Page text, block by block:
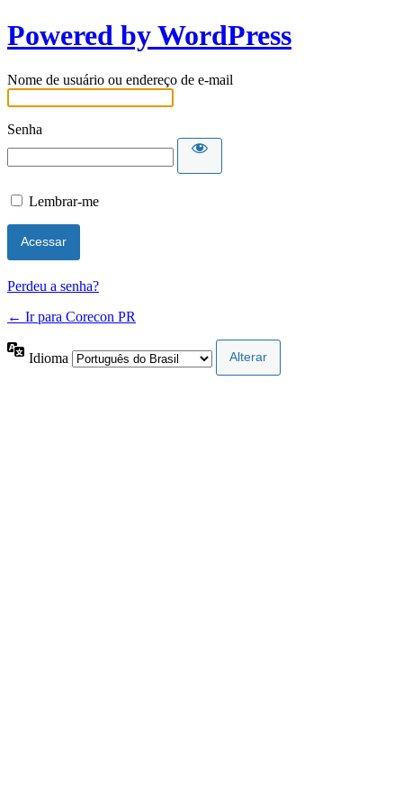
Powered by WordPress
Nome de usuário ou endereço de e-mail
Senha
Lembrar-me
Perdeu a senha?
← Ir para Corecon PR
Idioma